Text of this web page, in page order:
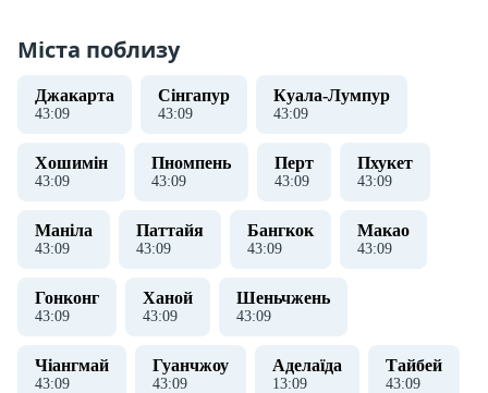
Міста поблизу
Джакарта
43:09
Сінгапур
43:09
Куала-Лумпур
43:09
Хошимін
43:09
Пномпень
43:09
Перт
43:09
Пхукет
43:09
Маніла
43:09
Паттайя
43:09
Бангкок
43:09
Макао
43:09
Гонконг
43:09
Ханой
43:09
Шеньчжень
43:09
Чіангмай
43:09
Гуанчжоу
43:09
Аделаїда
13:09
Тайбей
43:09